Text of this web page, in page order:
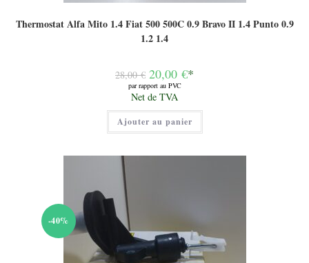
Thermostat Alfa Mito 1.4 Fiat 500 500C 0.9 Bravo II 1.4 Punto 0.9
1.2 1.4
28,00€ Le
prix
initial
était :
28,00 €.
20,00 €*
par rapport au PVC
Le
prix
actuel
est :
20,00 €.
Net de TVA
Ajouter au panier
-40%